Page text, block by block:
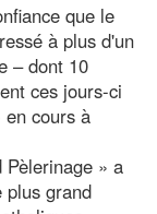
que le
à plus d'un
– dont 10
ces jours-ci
en cours à
» a
plus grand